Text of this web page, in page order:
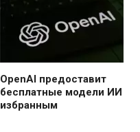
OpenAI предоставит
бесплатные модели ИИ
избранным